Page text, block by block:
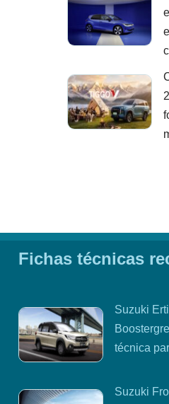
Fichas técnicas
Suzuki
técnica
Suzuki